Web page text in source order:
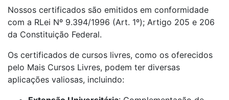
Nossos certificados são emitidos em conformidade
com a RLei Nº 9.394/1996 (Art. 1º); Artigo 205 e 206
da Constituição Federal.
Os certificados de cursos livres, como os oferecidos
pelo Mais Cursos Livres, podem ter diversas
aplicações valiosas, incluindo: